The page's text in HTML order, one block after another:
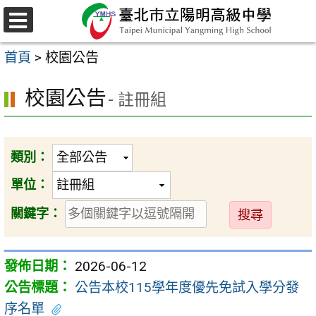
跳
至
主
內
容
區
選
單
首頁 > 校園公告
校園公告- 註冊組
類別：
單位：
關鍵字：
送
出
2026-06-12
公告本校115學年度優先免試入學分發
序名單